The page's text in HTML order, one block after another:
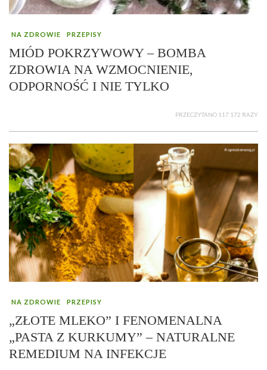
NA ZDROWIE PRZEPISY
MIÓD POKRZYWOWY – BOMBA
ZDROWIA NA WZMOCNIENIE,
ODPORNOŚĆ I NIE TYLKO
PRZECZYTANO 117 172 RAZY
NA ZDROWIE PRZEPISY
„ZŁOTE MLEKO” I FENOMENALNA
„PASTA Z KURKUMY” – NATURALNE
REMEDIUM NA INFEKCJE